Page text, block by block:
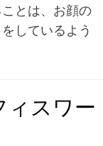
とは、お顔の
しているよう
ィスワー